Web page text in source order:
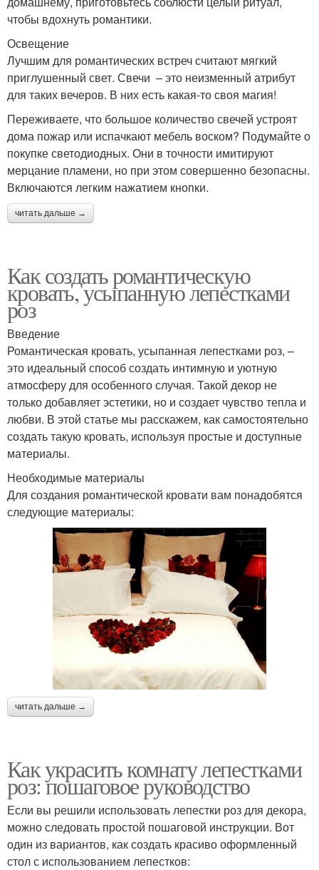
чтобы вдохнуть романтики.
Освещение
Лучшим для романтических встреч считают мягкий
приглушенный свет. Свечи – это неизменный атрибут
для таких вечеров. В них есть какая-то своя магия!
Переживаете, что большое количество свечей устроят
дома пожар или испачкают мебель воском? Подумайте о
покупке светодиодных. Они в точности имитируют
мерцание пламени, но при этом совершенно безопасны.
Включаются легким нажатием кнопки.
читать дальше →
Как создать романтическую
кровать, усыпанную лепестками
роз
Введение
Романтическая кровать, усыпанная лепестками роз, –
это идеальный способ создать интимную и уютную
атмосферу для особенного случая. Такой декор не
только добавляет эстетики, но и создает чувство тепла и
любви. В этой статье мы расскажем, как самостоятельно
создать такую кровать, используя простые и доступные
материалы.
Необходимые материалы
Для создания романтической кровати вам понадобятся
следующие материалы:
читать дальше →
Как украсить комнату лепестками
роз: пошаговое руководство
Если вы решили использовать лепестки роз для декора,
можно следовать простой пошаговой инструкции. Вот
один из вариантов, как создать красиво оформленный
стол с использованием лепестков: